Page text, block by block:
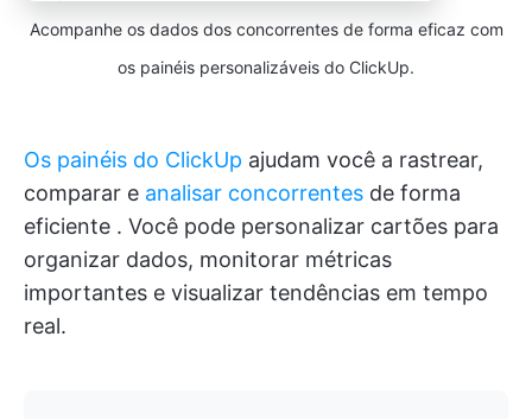
Acompanhe os dados dos concorrentes de forma eficaz com
os painéis personalizáveis do ClickUp.
Os painéis do ClickUp ajudam você a rastrear,
comparar e analisar concorrentes de forma
eficiente . Você pode personalizar cartões para
organizar dados, monitorar métricas
importantes e visualizar tendências em tempo
real.